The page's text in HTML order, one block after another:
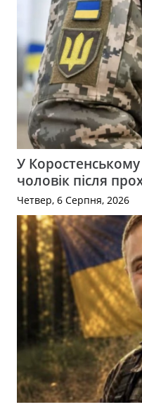
У
чоловік після
Четвер, 6 Серпня, 2026